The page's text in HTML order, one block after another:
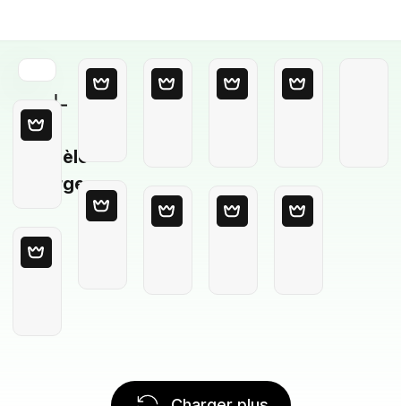
Modèle
Vierge